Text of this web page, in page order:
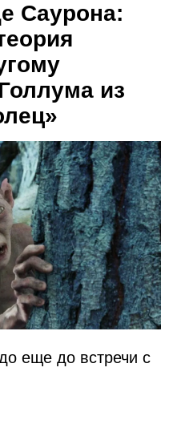
Саурона:
из
еще до встречи с